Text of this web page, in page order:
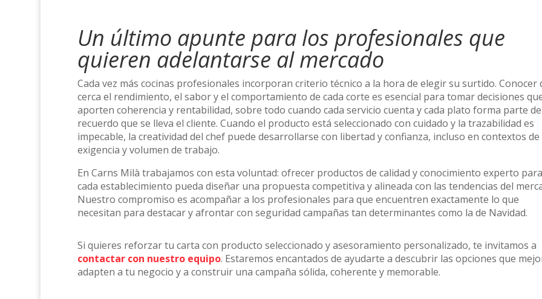
Un último apunte para los profesionales que
quieren adelantarse al mercado
Cada vez más cocinas profesionales incorporan criterio técnico a la hora de elegir su surtido. Conocer
cerca el rendimiento, el sabor y el comportamiento de cada corte es esencial para tomar decisiones
aporten coherencia y rentabilidad, sobre todo cuando cada servicio cuenta y cada plato forma parte
recuerdo que se lleva el cliente. Cuando el producto está seleccionado con cuidado y la trazabilidad es
impecable, la creatividad del chef puede desarrollarse con libertad y confianza, incluso en contextos
exigencia y volumen de trabajo.
En Carns Milà trabajamos con esta voluntad: ofrecer productos de calidad y conocimiento experto
cada establecimiento pueda diseñar una propuesta competitiva y alineada con las tendencias del
Nuestro compromiso es acompañar a los profesionales para que encuentren exactamente lo que
necesitan para destacar y afrontar con seguridad campañas tan determinantes como la de Navidad.
Si quieres reforzar tu carta con producto seleccionado y asesoramiento personalizado, te invitamos a
contactar con nuestro equipo. Estaremos encantados de ayudarte a descubrir las opciones que
adapten a tu negocio y a construir una campaña sólida, coherente y memorable.